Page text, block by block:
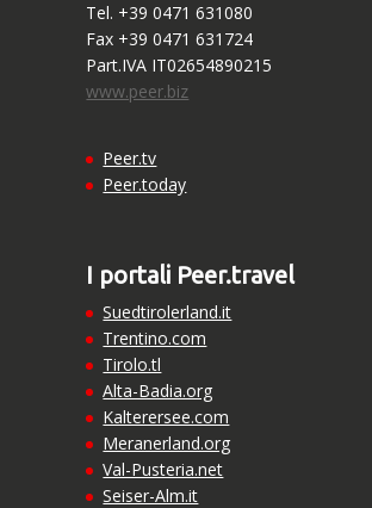
Tel. +39 0471 631080
Fax +39 0471 631724
Part.IVA IT02654890215
www.peer.biz
Peer.tv
Peer.today
I portali Peer.travel
Suedtirolerland.it
Trentino.com
Tirolo.tl
Alta-Badia.org
Kalterersee.com
Meranerland.org
Val-Pusteria.net
Seiser-Alm.it